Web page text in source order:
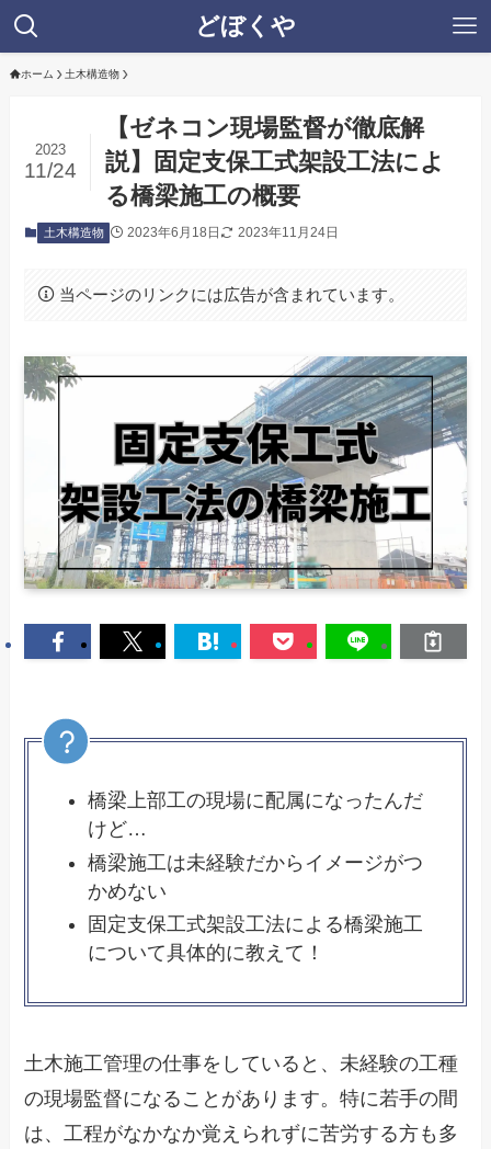
どぼくや
ホーム 土木構造物
【ゼネコン現場監督が徹底解
説】固定支保工式架設工法によ
る橋梁施工の概要
2023
11/24
土木構造物 2023年6月18日 2023年11月24日
当ページのリンクには広告が含まれています。
橋梁上部工の現場に配属になったんだ
けど…
橋梁施工は未経験だからイメージがつ
かめない
固定支保工式架設工法による橋梁施工
について具体的に教えて！
土木施工管理の仕事をしていると、未経験の工種
の現場監督になることがあります。特に若手の間
は、工程がなかなか覚えられずに苦労する方も多